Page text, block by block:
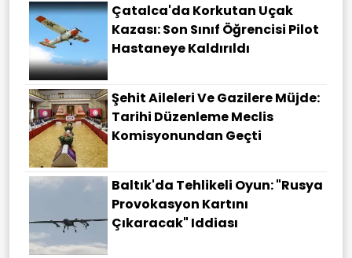
Çatalca'da Korkutan Uçak
Kazası: Son Sınıf Öğrencisi Pilot
Hastaneye Kaldırıldı
Şehit Aileleri Ve Gazilere Müjde:
Tarihi Düzenleme Meclis
Komisyonundan Geçti
Baltık'da Tehlikeli Oyun: "Rusya
Provokasyon Kartını
Çıkaracak" Iddiası